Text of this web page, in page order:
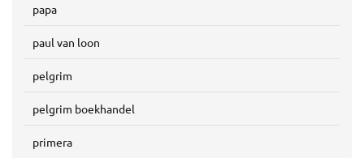
papa
paul van loon
pelgrim
pelgrim boekhandel
primera